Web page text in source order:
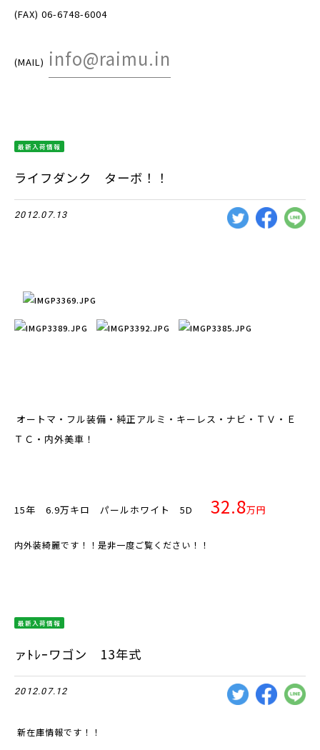
(FAX) 06-6748-6004
(MAIL) info@raimu.in
最新入荷情報
ライフダンク ターボ！！
2012.07.13
オートマ・フル装備・純正アルミ・キーレス・ナビ・ＴＶ・Ｅ
ＴＣ・内外美車！
15年 6.9万キロ パールホワイト 5D 32.8万円
内外装綺麗です！！是非一度ご覧ください！！
最新入荷情報
ァﾄﾚｰワゴン 13年式
2012.07.12
新在庫情報です！！